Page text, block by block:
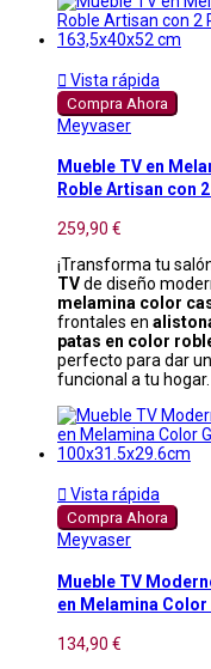
 Vista rápida
Compra Ahora
Meyvaser
Mueble TV en
Roble Artisan con
259,90 €
¡Transforma tu
TVde diseño
melamina color
frontales en
patas en color
perfecto para dar
funcional a tu hogar.
 Vista rápida
Compra Ahora
Meyvaser
Mueble TV
en Melamina
134,90 €